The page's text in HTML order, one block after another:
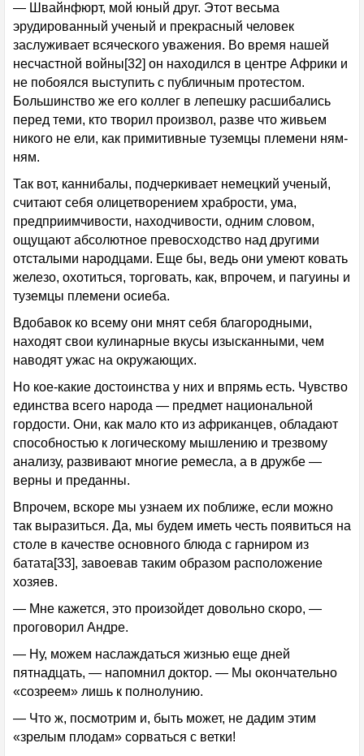
— Швайнфюрт, мой юный друг. Этот весьма
эрудированный ученый и прекрасный человек
заслуживает всяческого уважения. Во время нашей
несчастной войны[32] он находился в центре Африки и
не побоялся выступить с публичным протестом.
Большинство же его коллег в лепешку расшибались
перед теми, кто творил произвол, разве что живьем
никого не ели, как примитивные туземцы племени ням-
ням.
Так вот, каннибалы, подчеркивает немецкий ученый,
считают себя олицетворением храбрости, ума,
предприимчивости, находчивости, одним словом,
ощущают абсолютное превосходство над другими
отсталыми народцами. Еще бы, ведь они умеют ковать
железо, охотиться, торговать, как, впрочем, и пагуины и
туземцы племени осиеба.
Вдобавок ко всему они мнят себя благородными,
находят свои кулинарные вкусы изысканными, чем
наводят ужас на окружающих.
Но кое-какие достоинства у них и впрямь есть. Чувство
единства всего народа — предмет национальной
гордости. Они, как мало кто из африканцев, обладают
способностью к логическому мышлению и трезвому
анализу, развивают многие ремесла, а в дружбе —
верны и преданны.
Впрочем, вскоре мы узнаем их поближе, если можно
так выразиться. Да, мы будем иметь честь появиться на
столе в качестве основного блюда с гарниром из
батата[33], завоевав таким образом расположение
хозяев.
— Мне кажется, это произойдет довольно скоро, —
проговорил Андре.
— Ну, можем наслаждаться жизнью еще дней
пятнадцать, — напомнил доктор. — Мы окончательно
«созреем» лишь к полнолунию.
— Что ж, посмотрим и, быть может, не дадим этим
«зрелым плодам» сорваться с ветки!